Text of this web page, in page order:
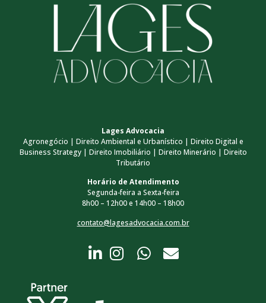
Lages Advocacia
Agronegócio | Direito Ambiental e Urbanístico | Direito Digital e
Business Strategy | Direito Imobiliário | Direito Minerário | Direito
Tributário
Horário de Atendimento
Segunda-feira a Sexta-feira
8h00 – 12h00 e 14h00 – 18h00
contato@lagesadvocacia.com.br